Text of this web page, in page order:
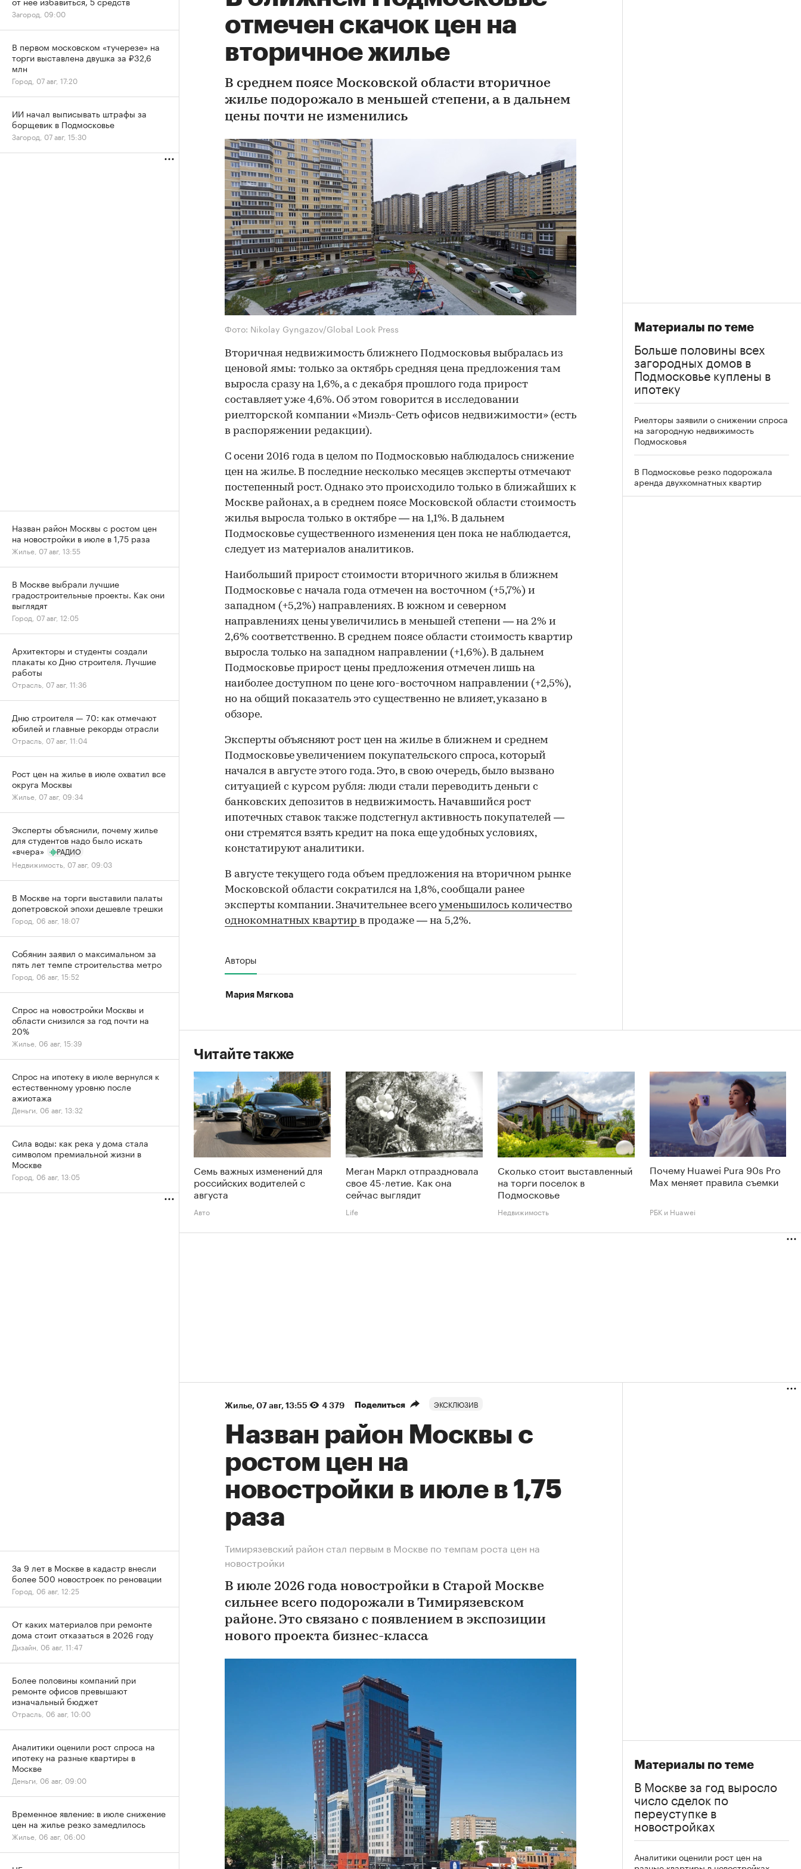
отмечен скачок цен на
вторичное жилье
В среднем поясе Московской области вторичное
жилье подорожало в меньшей степени, а в дальнем
цены почти не изменились
Фото: Nikolay Gyngazov/Global Look Press
Вторичная недвижимость ближнего Подмосковья выбралась из
ценовой ямы: только за октябрь средняя цена предложения там
выросла сразу на 1,6%, а с декабря прошлого года прирост
составляет уже 4,6%. Об этом говорится в исследовании
риелторской компании «Миэль-Сеть офисов недвижимости» (есть
в распоряжении редакции).
С осени 2016 года в целом по Подмосковью наблюдалось снижение
цен на жилье. В последние несколько месяцев эксперты отмечают
постепенный рост. Однако это происходило только в ближайших к
Москве районах, а в среднем поясе Московской области стоимость
жилья выросла только в октябре — на 1,1%. В дальнем
Подмосковье существенного изменения цен пока не наблюдается,
следует из материалов аналитиков.
Наибольший прирост стоимости вторичного жилья в ближнем
Подмосковье с начала года отмечен на восточном (+5,7%) и
западном (+5,2%) направлениях. В южном и северном
направлениях цены увеличились в меньшей степени — на 2% и
2,6% соответственно. В среднем поясе области стоимость квартир
выросла только на западном направлении (+1,6%). В дальнем
Подмосковье прирост цены предложения отмечен лишь на
наиболее доступном по цене юго-восточном направлении (+2,5%),
но на общий показатель это существенно не влияет, указано в
обзоре.
Эксперты объясняют рост цен на жилье в ближнем и среднем
Подмосковье увеличением покупательского спроса, который
начался в августе этого года. Это, в свою очередь, было вызвано
ситуацией с курсом рубля: люди стали переводить деньги с
банковских депозитов в недвижимость. Начавшийся рост
ипотечных ставок также подстегнул активность покупателей —
они стремятся взять кредит на пока еще удобных условиях,
констатируют аналитики.
В августе текущего года объем предложения на вторичном рынке
Московской области сократился на 1,8%, сообщали ранее
эксперты компании. Значительнее всегоуменьшилось количество
однокомнатных квартир в продаже — на 5,2%.
Авторы
Мария Мягкова
Материалы по теме
Больше половины всех
загородных домов в
Подмосковье куплены в
ипотеку
Риелторы заявили о снижении спроса
на загородную недвижимость
Подмосковья
В Подмосковье резко подорожала
аренда двухкомнатных квартир
Читайте также
Семь важных изменений для
российских водителей с
августа
Авто
Меган Маркл отпраздновала
свое 45-летие. Как она
сейчас выглядит
Life
Сколько стоит выставленный
на торги поселок в
Подмосковье
Недвижимость
Почему Huawei Pura 90s Pro
Max меняет правила съемки
РБК и Huawei
Жилье⁠, 07 авг, 13:55 4 379 Поделиться ЭКСКЛЮЗИВ
Назван район Москвы с
ростом цен на
новостройки в июле в 1,75
раза
Тимирязевский район стал первым в Москве по темпам роста цен на
новостройки
В июле 2026 года новостройки в Старой Москве
сильнее всего подорожали в Тимирязевском
районе. Это связано с появлением в экспозиции
нового проекта бизнес-класса
Материалы по теме
В Москве за год выросло
число сделок по
переуступке в
новостройках
Аналитики оценили рост цен на
Загород, 09:00
В первом московском «тучерезе» на
торги выставлена двушка за ₽32,6
млн
Город, 07 авг, 17:20
ИИ начал выписывать штрафы за
борщевик в Подмосковье
Загород, 07 авг, 15:30
Назван район Москвы с ростом цен
на новостройки в июле в 1,75 раза
Жилье, 07 авг, 13:55
В Москве выбрали лучшие
градостроительные проекты. Как они
выглядят
Город, 07 авг, 12:05
Архитекторы и студенты создали
плакаты ко Дню строителя. Лучшие
работы
Отрасль, 07 авг, 11:36
Дню строителя — 70: как отмечают
юбилей и главные рекорды отрасли
Отрасль, 07 авг, 11:04
Рост цен на жилье в июле охватил все
округа Москвы
Жилье, 07 авг, 09:34
Эксперты объяснили, почему жилье
для студентов надо было искать
«вчера»
РАДИО
Недвижимость, 07 авг, 09:03
В Москве на торги выставили палаты
допетровской эпохи дешевле трешки
Город, 06 авг, 18:07
Собянин заявил о максимальном за
пять лет темпе строительства метро
Город, 06 авг, 15:52
Спрос на новостройки Москвы и
области снизился за год почти на
20%
Жилье, 06 авг, 15:39
Спрос на ипотеку в июле вернулся к
естественному уровню после
ажиотажа
Деньги, 06 авг, 13:32
Сила воды: как река у дома стала
символом премиальной жизни в
Москве
Город, 06 авг, 13:05
За 9 лет в Москве в кадастр внесли
более 500 новостроек по реновации
Город, 06 авг, 12:25
От каких материалов при ремонте
дома стоит отказаться в 2026 году
Дизайн, 06 авг, 11:47
Более половины компаний при
ремонте офисов превышают
изначальный бюджет
Отрасль, 06 авг, 10:00
Аналитики оценили рост спроса на
ипотеку на разные квартиры в
Москве
Деньги, 06 авг, 09:00
Временное явление: в июле снижение
цен на жилье резко замедлилось
Жилье, 06 авг, 06:00